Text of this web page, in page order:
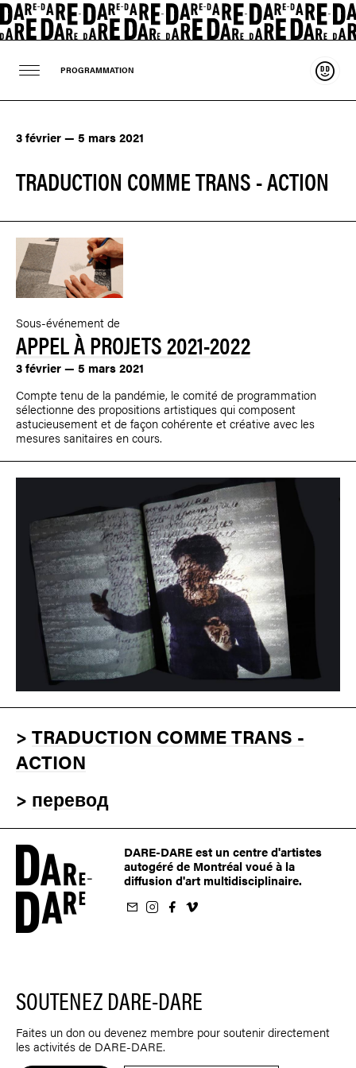
PROGRAMMATION
3 février — 5 mars 2021
TRADUCTION COMME TRANS - ACTION
Sous-événement de
APPEL À PROJETS 2021-2022
3 février — 5 mars 2021
Compte tenu de la pandémie, le comité de programmation
sélectionne des propositions artistiques qui composent
astucieusement et de façon cohérente et créative avec les
mesures sanitaires en cours.
> TRADUCTION COMME TRANS -
ACTION
> перевод
DARE-DARE est un centre d'artistes
autogéré de Montréal voué à la
diffusion d'art multidisciplinaire.
sur Instagram
sur Facebook
nous sur Vimeo
SOUTENEZ DARE-DARE
Faites un don ou devenez membre pour soutenir directement
les activités de DARE-DARE.